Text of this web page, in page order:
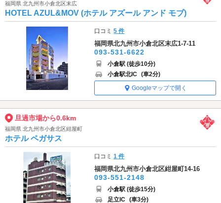
福岡県 北九州市小倉北区末広
HOTEL AZUL&MOV (ホテル アズール アンド モブ)
口コミ5 件
福岡県北九州市小倉北区末広1-7-11
093-531-6622
小倉駅 (徒歩10分)
小倉駅北IC (車2分)
Googleマップで開く
旦過市場から0.6km
福岡県 北九州市小倉北区紺屋町
ホテル ペガサス
口コミ1 件
福岡県北九州市小倉北区紺屋町14-16
093-551-2148
小倉駅 (徒歩15分)
足立IC (車3分)